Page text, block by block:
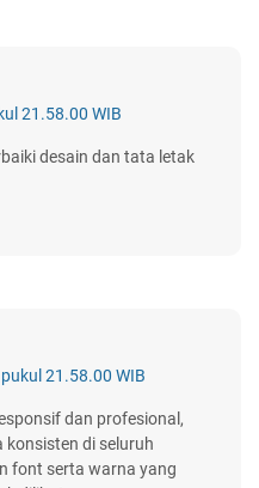
21.58.00 WIB
desain dan tata letak
21.58.00 WIB
dan profesional,
di seluruh
font serta warna yang